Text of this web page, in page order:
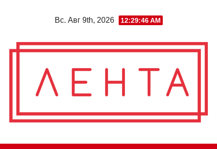
Вс. Авг 9th, 2026 12:29:46 AM